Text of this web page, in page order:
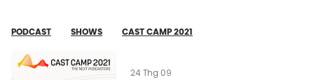
PODCAST SHOWS CAST CAMP 2021
24 Thg 09